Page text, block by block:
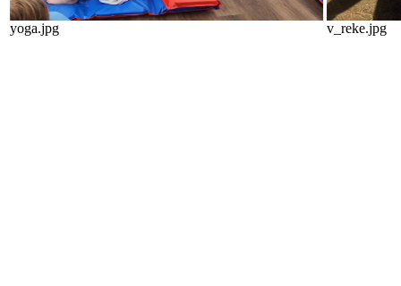
yoga.jpg v_reke.jpg